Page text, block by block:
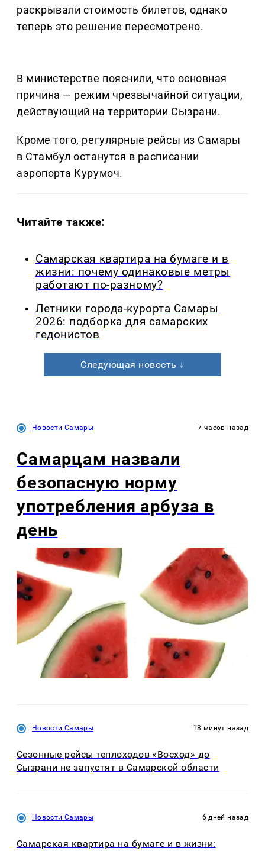
раскрывали стоимость билетов, однако
теперь это решение пересмотрено.
В министерстве пояснили, что основная
причина — режим чрезвычайной ситуации,
действующий на территории Сызрани.
Кроме того, регулярные рейсы из Самары
в Стамбул останутся в расписании
аэропорта Курумоч.
Читайте также:
Самарская квартира на бумаге и в
жизни: почему одинаковые метры
работают по-разному?
Летники города-курорта Самары
2026: подборка для самарских
гедонистов
Следующая новость ↓
Новости Самары 7 часов назад
Самарцам назвали
безопасную норму
употребления арбуза в
день
Новости Самары 18 минут назад
Сезонные рейсы теплоходов «Восход» до
Сызрани не запустят в Самарской области
Новости Самары 6 дней назад
Самарская квартира на бумаге и в жизни: